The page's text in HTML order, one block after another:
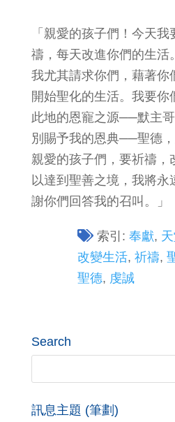
「親愛的孩子們！今天
禱，每天改進你們的生活
我尤其請求你們，藉著你
開始聖化的生活。我要你
此地的恩寵之源──默主
別賜予我的恩典──聖德
親愛的孩子們，要祈禱，
以達到聖善之境，我將永
謝你們回答我的召叫。」
索引: 奉獻,
改變生活,祈禱,
聖德, 虔誠
Search
訊息主題 (筆劃)